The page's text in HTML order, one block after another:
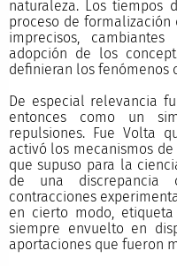
naturaleza. Los tiempos
proceso de
imprecisos,
adopción de los
definieran los fenómenos
De especial relevancia
entonces como un
repulsiones. Fue Volta
activó los mecanismos
que supuso para la
de una
contracciones
en cierto modo,
siempre envuelto en
aportaciones que fueron